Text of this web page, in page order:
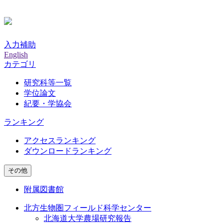
入力補助
English
カテゴリ
研究科等一覧
学位論文
紀要・学協会
ランキング
アクセスランキング
ダウンロードランキング
その他
附属図書館
北方生物圏フィールド科学センター
北海道大学農場研究報告